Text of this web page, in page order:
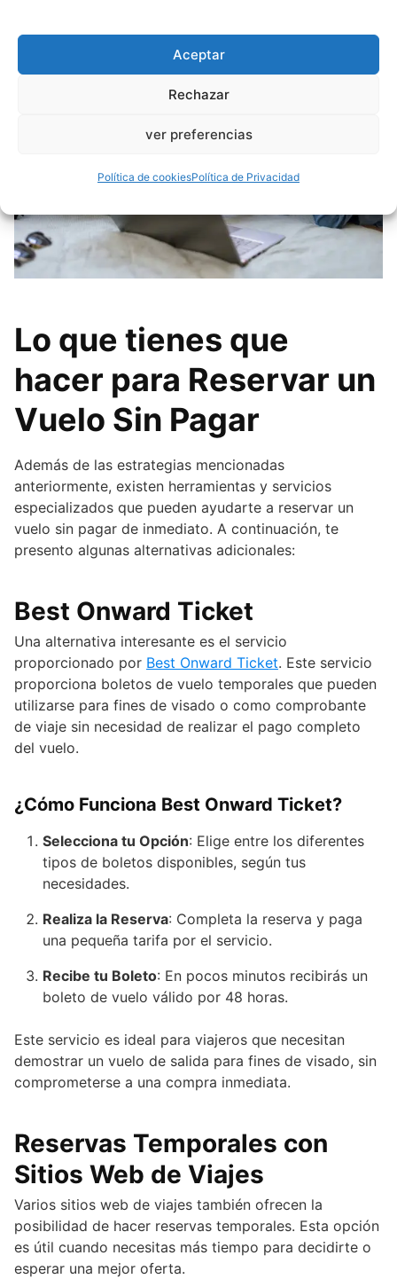
Aceptar
Rechazar
ver preferencias
Política de cookiesPolítica de Privacidad
Lo que tienes que
hacer para Reservar un
Vuelo Sin Pagar
Además de las estrategias mencionadas
anteriormente, existen herramientas y servicios
especializados que pueden ayudarte a reservar un
vuelo sin pagar de inmediato. A continuación, te
presento algunas alternativas adicionales:
Best Onward Ticket
Una alternativa interesante es el servicio
proporcionado por Best Onward Ticket. Este servicio
proporciona boletos de vuelo temporales que pueden
utilizarse para fines de visado o como comprobante
de viaje sin necesidad de realizar el pago completo
del vuelo.
¿Cómo Funciona Best Onward Ticket?
Selecciona tu Opción: Elige entre los diferentes
tipos de boletos disponibles, según tus
necesidades.
Realiza la Reserva: Completa la reserva y paga
una pequeña tarifa por el servicio.
Recibe tu Boleto: En pocos minutos recibirás un
boleto de vuelo válido por 48 horas.
Este servicio es ideal para viajeros que necesitan
demostrar un vuelo de salida para fines de visado, sin
comprometerse a una compra inmediata.
Reservas Temporales con
Sitios Web de Viajes
Varios sitios web de viajes también ofrecen la
posibilidad de hacer reservas temporales. Esta opción
es útil cuando necesitas más tiempo para decidirte o
esperar una mejor oferta.